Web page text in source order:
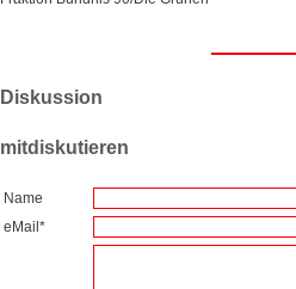
Diskussion
mitdiskutieren
Name
eMail*